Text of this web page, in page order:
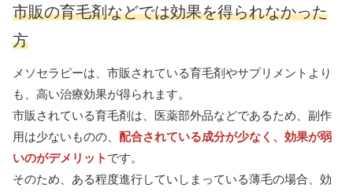
市販の育毛剤などでは効果を得られなかった
方
メソセラピーは、市販されている育毛剤やサプリメントより
も、高い治療効果が得られます。
市販されている育毛剤は、医薬部外品などであるため、副作
用は少ないものの、 配合されている成分が少なく、効果が弱
いのがデメリット です。
そのため、ある程度進行していしまっている薄毛の場合、効